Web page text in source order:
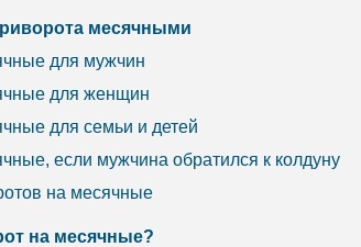
месячными
для мужчин
для женщин
для семьи и детей
если мужчина обратился к колдуну
на месячные
на месячные?